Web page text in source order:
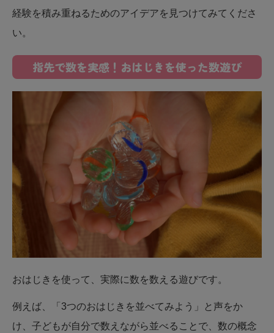
経験を積み重ねるためのアイデアを見つけてみてくださ
い。
指先で数を実感！おはじきを使った数遊び
おはじきを使って、実際に数を数える遊びです。
例えば、「3つのおはじきを並べてみよう」と声をか
け、子どもが自分で数えながら並べることで、数の概念